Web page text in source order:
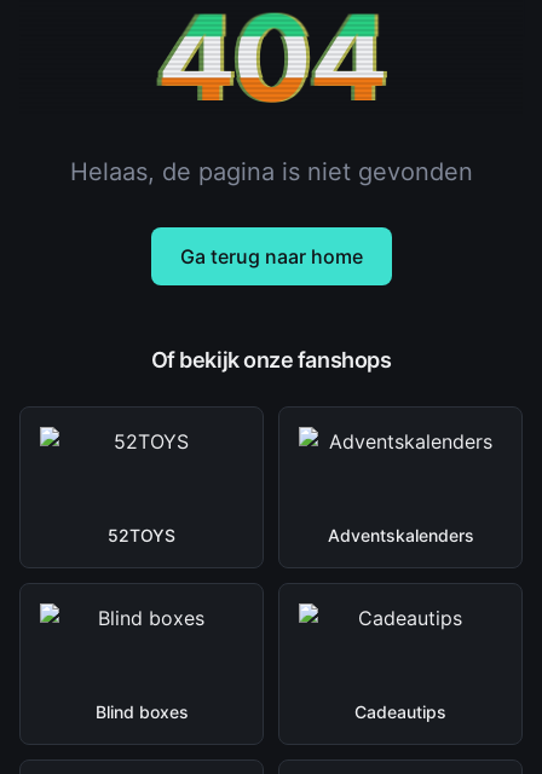
404
Helaas, de pagina is niet gevonden
Ga terug naar home
Of bekijk onze fanshops
52TOYS Adventskalenders
Blind boxes Cadeautips